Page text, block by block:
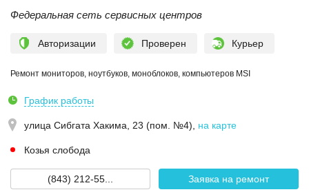
Федеральная сеть сервисных центров
Авторизации Проверен Курьер
Ремонт мониторов, ноутбуков, моноблоков, компьютеров MSI
График работы
улица Сибгата Хакима, 23 (пом. №4) на карте
Козья слобода
(843) 212-55... Заявка на ремонт